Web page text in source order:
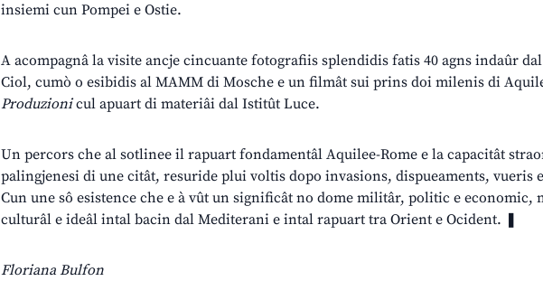
insiemi cun Pompei e Ostie.
A acompagnâ la visite ancje cincuante fotografiis splendidis fatis 40 agns indaûr
Ciol, cumò o esibidis al MAMM di Mosche e un filmât sui prins doi milenis di
Produzionicul apuart di materiâi dal Istitût Luce.
Un percors che al sotlinee il rapuart fondamentâl Aquilee-Rome e la capacitât
palingjenesi di une citât, resuride plui voltis dopo invasions, dispueaments, vueris
Cun une sô esistence che e à vût un significât no dome militâr, politic e economic,
culturâl e ideâl intal bacin dal Mediterani e intal rapuart tra Orient e Ocident. ❚
Floriana Bulfon